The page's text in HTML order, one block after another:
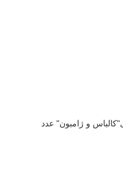
و ژامبون" عدد